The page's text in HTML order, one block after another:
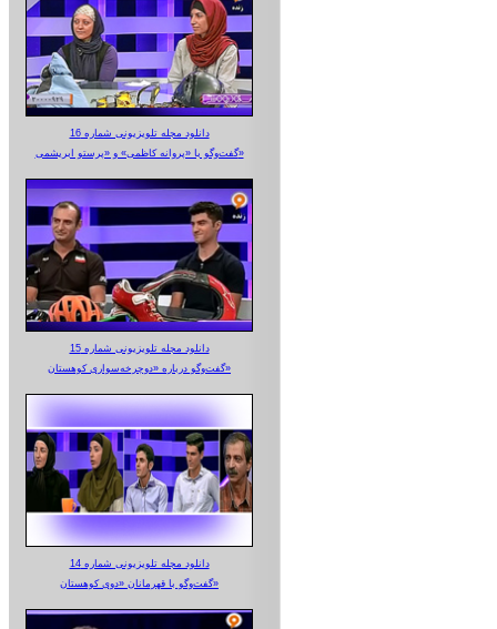
دانلود مجله تلویزیونی شماره 16
گفت‌وگو با «پروانه کاظمی» و «پرستو‌ ابریشمی»
دانلود مجله تلویزیونی شماره 15
گفت‌وگو درباره «دوچرخه‌سواری کوهستان»
دانلود مجله تلویزیونی شماره 14
گفت‌وگو با قهرمانان «دوی کوهستان»